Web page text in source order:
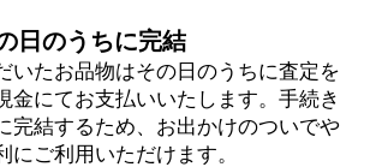
日のうちに完結
いたお品物はその日のうちに査定を
金にてお支払いいたします。手続き
完結するため、お出かけのついでや
にご利用いただけます。